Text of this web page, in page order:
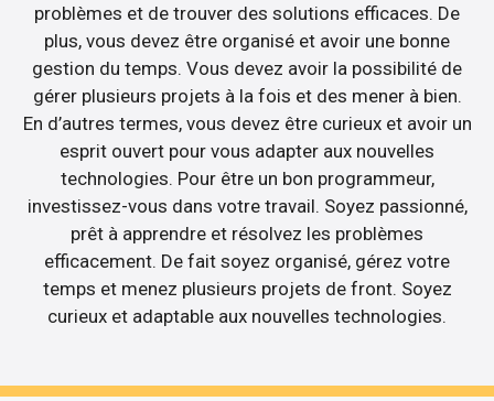
problèmes et de trouver des solutions efficaces. De
plus, vous devez être organisé et avoir une bonne
gestion du temps. Vous devez avoir la possibilité de
gérer plusieurs projets à la fois et des mener à bien.
En d’autres termes, vous devez être curieux et avoir un
esprit ouvert pour vous adapter aux nouvelles
technologies. Pour être un bon programmeur,
investissez-vous dans votre travail. Soyez passionné,
prêt à apprendre et résolvez les problèmes
efficacement. De fait soyez organisé, gérez votre
temps et menez plusieurs projets de front. Soyez
curieux et adaptable aux nouvelles technologies.